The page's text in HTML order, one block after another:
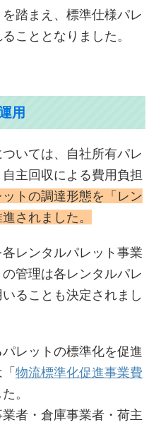
踏まえ、標準仕様パレ
こととなりました。
用
いては、自社所有パレ
主回収による費用負担
トの調達形態を「レン
されました。
レンタルパレット事業
管理は各レンタルパレ
ることも決定されまし
レットの標準化を促進
物流標準化促進事業費
。
者・倉庫事業者・荷主